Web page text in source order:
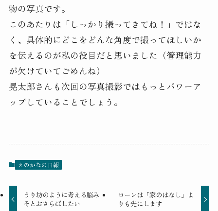
物の写真です。
このあたりは「しっかり撮ってきてね！」ではな
く、具体的にどこをどんな角度で撮ってほしいか
を伝えるのが私の役目だと思いました（管理能力
が欠けていてごめんね）
晃太郎さんも次回の写真撮影ではもっとパワーア
ップしていることでしょう。
えのかなの日報
うり坊のように考える脳み
そとおさらばしたい
ローンは「家のはなし」よ
りも先にします